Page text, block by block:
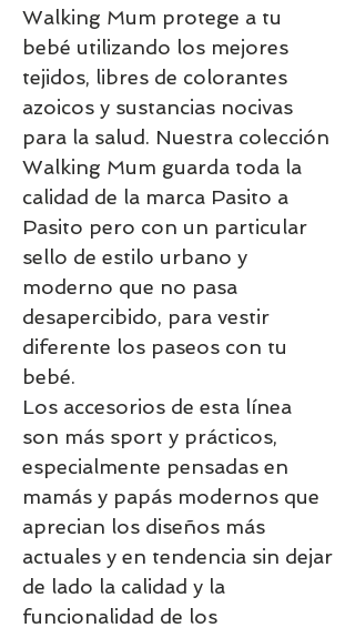
Walking Mum protege a tu
bebé utilizando los mejores
tejidos, libres de colorantes
azoicos y sustancias nocivas
para la salud. Nuestra colección
Walking Mum guarda toda la
calidad de la marca Pasito a
Pasito pero con un particular
sello de estilo urbano y
moderno que no pasa
desapercibido, para vestir
diferente los paseos con tu
bebé.
Los accesorios de esta línea
son más sport y prácticos,
especialmente pensadas en
mamás y papás modernos que
aprecian los diseños más
actuales y en tendencia sin dejar
de lado la calidad y la
funcionalidad de los